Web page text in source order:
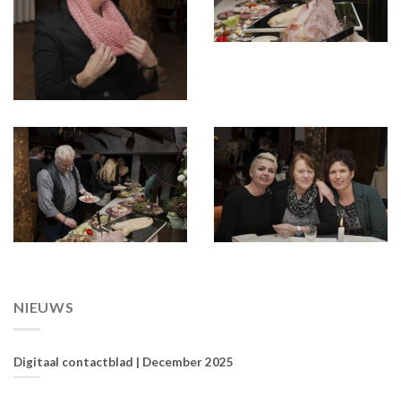
NIEUWS
Digitaal contactblad | December 2025